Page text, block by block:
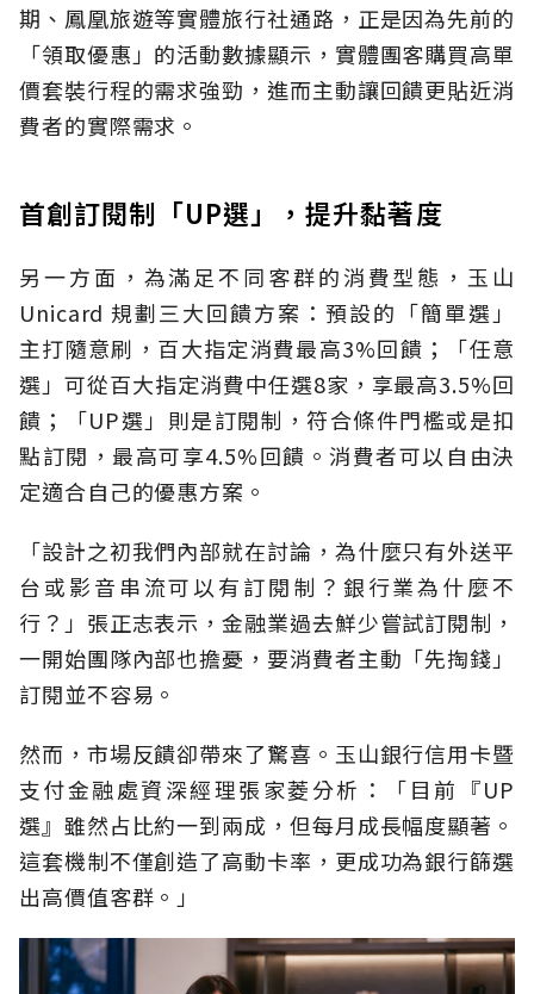
期、鳳凰旅遊等實體旅行社通路，正是因為先前的
「領取優惠」的活動數據顯示，實體團客購買高單
價套裝行程的需求強勁，進而主動讓回饋更貼近消
費者的實際需求。
首創訂閱制「UP選」，提升黏著度
另一方面，為滿足不同客群的消費型態，玉山
Unicard 規劃三大回饋方案：預設的「簡單選」
主打隨意刷，百大指定消費最高3%回饋；「任意
選」可從百大指定消費中任選8家，享最高3.5%回
饋；「UP選」則是訂閱制，符合條件門檻或是扣
點訂閱，最高可享4.5%回饋。消費者可以自由決
定適合自己的優惠方案。
「設計之初我們內部就在討論，為什麼只有外送平
台或影音串流可以有訂閱制？銀行業為什麼不
行？」張正志表示，金融業過去鮮少嘗試訂閱制，
一開始團隊內部也擔憂，要消費者主動「先掏錢」
訂閱並不容易。
然而，市場反饋卻帶來了驚喜。玉山銀行信用卡暨
支付金融處資深經理張家菱分析：「目前『UP
選』雖然占比約一到兩成，但每月成長幅度顯著。
這套機制不僅創造了高動卡率，更成功為銀行篩選
出高價值客群。」